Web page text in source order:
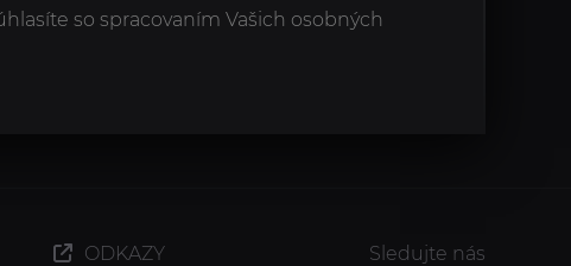
so spracovaním Vašich osobných
ODKAZY Sledujte nás